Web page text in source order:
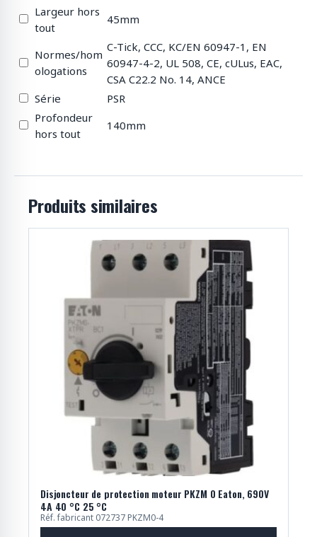
Largeur hors
tout
45mm
Normes/hom
ologations
C-Tick, CCC, KC/EN 60947-1, EN
60947-4-2, UL 508, CE, cULus, EAC,
CSA C22.2 No. 14, ANCE
Série
PSR
Profondeur
hors tout
140mm
Produits similaires
Disjoncteur de protection moteur PKZM 0 Eaton, 690V
4A 40 °C 25 °C
Réf. fabricant 072737 PKZM0-4